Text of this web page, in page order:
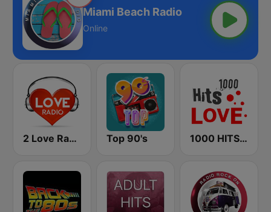
Miami Beach Radio
Online
2 Love Radio Top 90's 1000 HITS Love